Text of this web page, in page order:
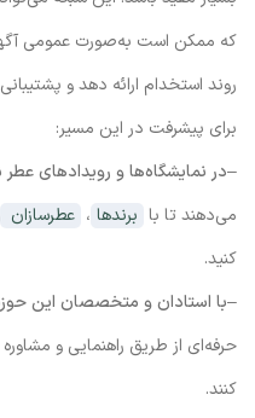
که ممکن است به‌صورت عمومی
روند استخدام ارائه دهد و
برای پیشرفت در این مسیر:
–در نمایشگاه‌ها و رویدادهای
می‌دهند تا با برندها ، عطرسازان
کنید.
–با استادان و متخصصان این
حرفه‌ای از طریق راهنمایی و
کنند.